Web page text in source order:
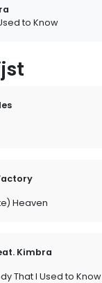
to Know
Heaven
Kimbra
That I Used to Know